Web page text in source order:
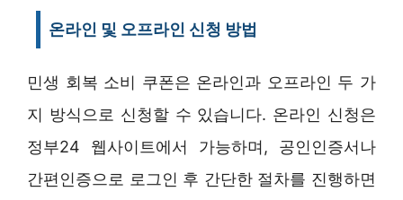
온라인 및 오프라인 신청 방법
민생 회복 소비 쿠폰은 온라인과 오프라인 두 가
지 방식으로 신청할 수 있습니다. 온라인 신청은
정부24 웹사이트에서 가능하며, 공인인증서나
간편인증으로 로그인 후 간단한 절차를 진행하면